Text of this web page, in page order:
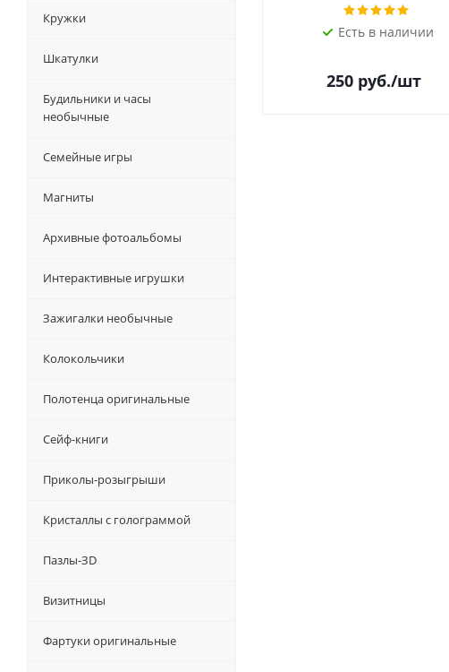
Есть в наличии
250 руб./шт
Кружки
Шкатулки
Будильники и часы
необычные
Семейные игры
Магниты
Архивные фотоальбомы
Интерактивные игрушки
Зажигалки необычные
Колокольчики
Полотенца оригинальные
Сейф-книги
Приколы-розыгрыши
Кристаллы с голограммой
Пазлы-ЗD
Визитницы
Фартуки оригинальные